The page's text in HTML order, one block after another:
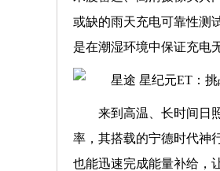
或缺的雨天充电可靠性测
是在潮湿环境中保证充电
来到高温、长时间日
率，其搭载的宁德时代神
也能迅速完成能量补给，